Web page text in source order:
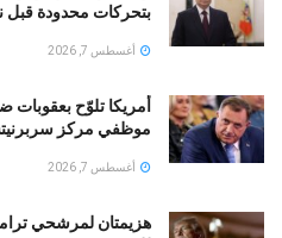
بتحركات محدودة قبل
أغسطس 7, 2026
أمريكا تلوّح
موظفي مركز
أغسطس 7, 2026
هزيمتان لمرشحي